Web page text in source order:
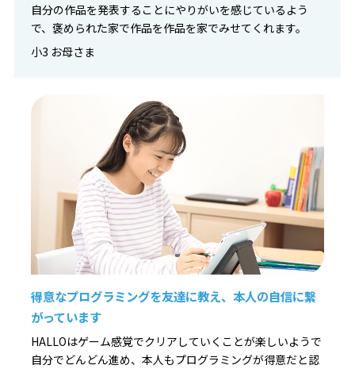
自分の作品を発表することにやりがいを感じているよう
で、褒められた家で作品を作品を家でみせてくれます。
小3 お母さま
得意なプログラミングを友達に教え、本人の自信に繋
がっています
HALLOはゲーム感覚でクリアしていくことが楽しいようで
自分でどんどん進め、本人もプログラミングが得意だと認